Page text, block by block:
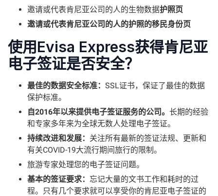
邀请或代表肯尼亚公司的人的生物数据护照页
邀请或代表肯尼亚公司的人的护照的移民身份页
使用Evisa Express获得肯尼亚
电子签证是否安全？
最佳的数据安全标准： SSL证书，保证了最佳的数据
保护标准。
自2016年以来提供电子签证服务的公司。 长期的经验
和专家多年来为全球无数人处理电子签证。
持续改进和发展： 关注所有最新的签证法规、更新和
有关COVID-19大流行期间旅行的限制。
旅游专家处理您的电子签证问题。
基本的签证要求： 忘记大量的文书工作和耗时的过
程。只有几个要求就可以享受你的肯尼亚电子签证的